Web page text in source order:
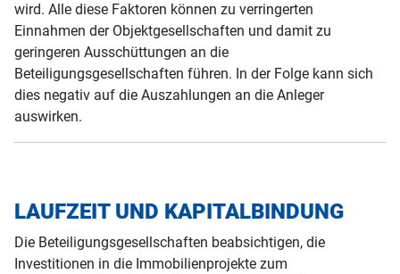
wird. Alle diese Faktoren können zu verringerten
Einnahmen der Objektgesellschaften und damit zu
geringeren Ausschüttungen an die
Beteiligungsgesellschaften führen. In der Folge kann sich
dies negativ auf die Auszahlungen an die Anleger
auswirken.
LAUFZEIT UND KAPITALBINDUNG
Die Beteiligungsgesellschaften beabsichtigen, die
Investitionen in die Immobilienprojekte zum